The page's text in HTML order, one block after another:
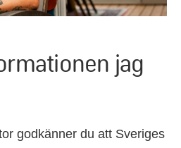
jag
godkänner du att Sveriges